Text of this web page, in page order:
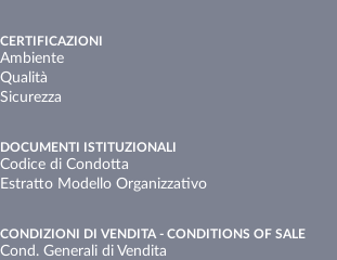
CERTIFICAZIONI
Ambiente
Qualità
Sicurezza
DOCUMENTI ISTITUZIONALI
Codice di Condotta
Estratto Modello Organizzativo
CONDIZIONI DI VENDITA - CONDITIONS OF SALE
Cond. Generali di Vendita